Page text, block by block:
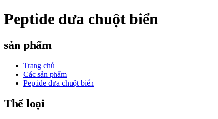
Peptide dưa chuột biển
sản phẩm
Trang chủ
Các sản phẩm
Peptide dưa chuột biển
Thể loại